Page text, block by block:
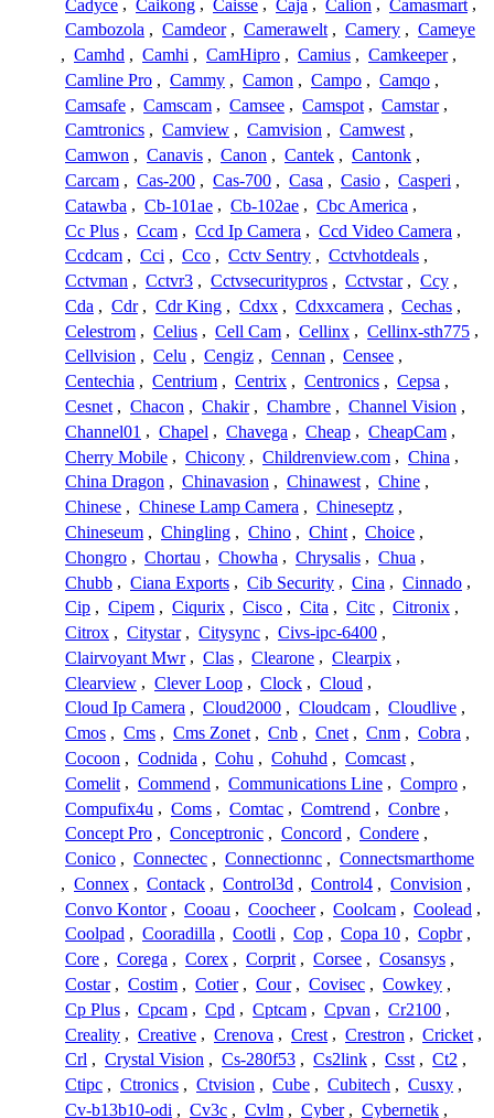
Cadyce , Caikong , Caisse , Caja , Calion , Camasmart ,
Cambozola , Camdeor , Camerawelt , Camery , Cameye
, Camhd , Camhi , CamHipro , Camius , Camkeeper ,
Camline Pro , Cammy , Camon , Campo , Camqo ,
Camsafe , Camscam , Camsee , Camspot , Camstar ,
Camtronics , Camview , Camvision , Camwest ,
Camwon , Canavis , Canon , Cantek , Cantonk ,
Carcam , Cas-200 , Cas-700 , Casa , Casio , Casperi ,
Catawba , Cb-101ae , Cb-102ae , Cbc America ,
Cc Plus , Ccam , Ccd Ip Camera , Ccd Video Camera ,
Ccdcam , Cci , Cco , Cctv Sentry , Cctvhotdeals ,
Cctvman , Cctvr3 , Cctvsecuritypros , Cctvstar , Ccy ,
Cda , Cdr , Cdr King , Cdxx , Cdxxcamera , Cechas ,
Celestrom , Celius , Cell Cam , Cellinx , Cellinx-sth775 ,
Cellvision , Celu , Cengiz , Cennan , Censee ,
Centechia , Centrium , Centrix , Centronics , Cepsa ,
Cesnet , Chacon , Chakir , Chambre , Channel Vision ,
Channel01 , Chapel , Chavega , Cheap , CheapCam ,
Cherry Mobile , Chicony , Childrenview.com , China ,
China Dragon , Chinavasion , Chinawest , Chine ,
Chinese , Chinese Lamp Camera , Chineseptz ,
Chineseum , Chingling , Chino , Chint , Choice ,
Chongro , Chortau , Chowha , Chrysalis , Chua ,
Chubb , Ciana Exports , Cib Security , Cina , Cinnado ,
Cip , Cipem , Ciqurix , Cisco , Cita , Citc , Citronix ,
Citrox , Citystar , Citysync , Civs-ipc-6400 ,
Clairvoyant Mwr , Clas , Clearone , Clearpix ,
Clearview , Clever Loop , Clock , Cloud ,
Cloud Ip Camera , Cloud2000 , Cloudcam , Cloudlive ,
Cmos , Cms , Cms Zonet , Cnb , Cnet , Cnm , Cobra ,
Cocoon , Codnida , Cohu , Cohuhd , Comcast ,
Comelit , Commend , Communications Line , Compro ,
Compufix4u , Coms , Comtac , Comtrend , Conbre ,
Concept Pro , Conceptronic , Concord , Condere ,
Conico , Connectec , Connectionnc , Connectsmarthome
, Connex , Contack , Control3d , Control4 , Convision ,
Convo Kontor , Cooau , Coocheer , Coolcam , Coolead ,
Coolpad , Cooradilla , Cootli , Cop , Copa 10 , Copbr ,
Core , Corega , Corex , Corprit , Corsee , Cosansys ,
Costar , Costim , Cotier , Cour , Covisec , Cowkey ,
Cp Plus , Cpcam , Cpd , Cptcam , Cpvan , Cr2100 ,
Creality , Creative , Crenova , Crest , Crestron , Cricket ,
Crl , Crystal Vision , Cs-280f53 , Cs2link , Csst , Ct2 ,
Ctipc , Ctronics , Ctvision , Cube , Cubitech , Cusxy ,
Cv-b13b10-odi , Cv3c , Cvlm , Cyber , Cybernetik ,